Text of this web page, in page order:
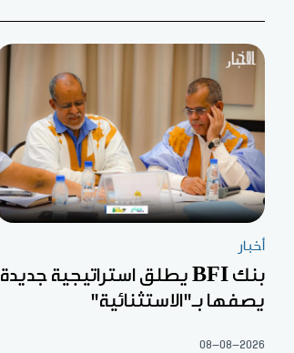
أخبار
بنك BFI يطلق استراتيجية جديدة
يصفها بـ"الاستثنائية"
08-08-2026